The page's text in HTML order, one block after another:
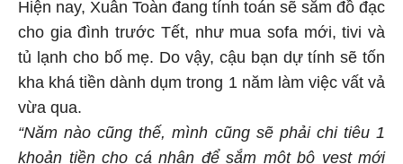
Hiện nay, Xuân Toàn đang tính toán sẽ sắm đồ đạc
cho gia đình trước Tết, như mua sofa mới, tivi và
tủ lạnh cho bố mẹ. Do vậy, cậu bạn dự tính sẽ tốn
kha khá tiền dành dụm trong 1 năm làm việc vất vả
vừa qua.
“Năm nào cũng thế, mình cũng sẽ phải chi tiêu 1